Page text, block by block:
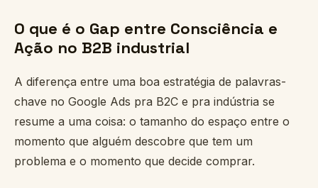
O que é o Gap entre Consciência e
Ação no B2B industrial
A diferença entre uma boa estratégia de palavras-
chave no Google Ads pra B2C e pra indústria se
resume a uma coisa: o tamanho do espaço entre o
momento que alguém descobre que tem um
problema e o momento que decide comprar.